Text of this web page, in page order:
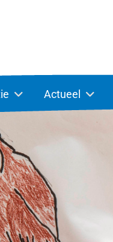
Actueel